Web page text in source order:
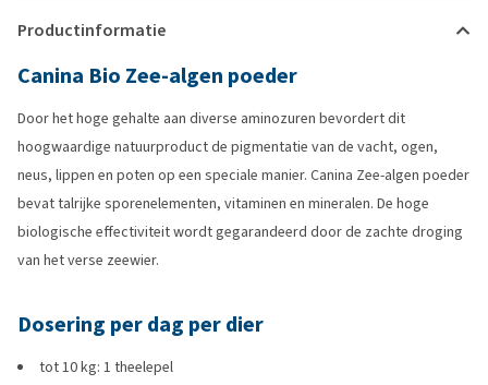
Productinformatie
Canina Bio Zee-algen poeder
Door het hoge gehalte aan diverse aminozuren bevordert dit
hoogwaardige natuurproduct de pigmentatie van de vacht, ogen,
neus, lippen en poten op een speciale manier. Canina Zee-algen poeder
bevat talrijke sporenelementen, vitaminen en mineralen. De hoge
biologische effectiviteit wordt gegarandeerd door de zachte droging
van het verse zeewier.
Dosering per dag per dier
tot 10 kg: 1 theelepel